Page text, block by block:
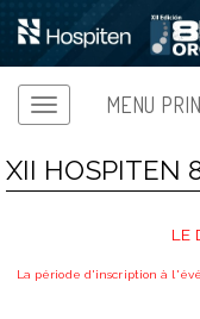
MENU
XII HOSPITEN
LE
La période d'inscription à